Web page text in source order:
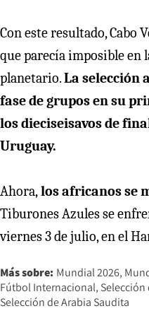
Con este resultado, Cabo
que parecía imposible en
planetario.La selección
fase de grupos en su
los dieciseisavos de
Uruguay.
Ahora,los africanos se
Tiburones Azules se
viernes 3 de julio, en el
Más sobre: Mundial 2026
Fútbol Internacional Selección
Selección de Arabia Saudita